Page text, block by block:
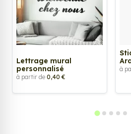
Lettrage mural
personnalisé
à partir de 0,40 €
à